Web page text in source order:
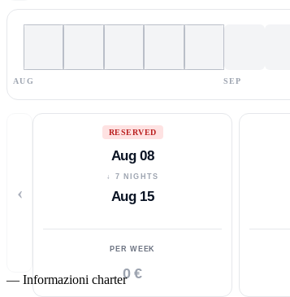
AUG SEP
‹
RESERVED
Aug 08
↓ 7 NIGHTS
Aug 15
PER WEEK
0 €
— Informazioni charter